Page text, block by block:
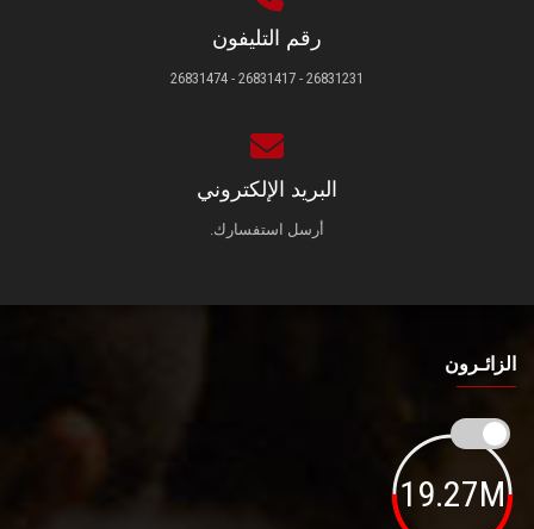
رقم التليفون
26831231 - 26831417 - 26831474
البريد الإلكتروني
أرسل استفسارك.
الزائـرون
19.27M